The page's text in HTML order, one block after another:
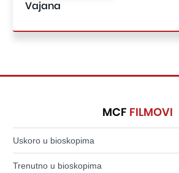
Vajana
MCF FILMOVI
Uskoro u bioskopima
Trenutno u bioskopima